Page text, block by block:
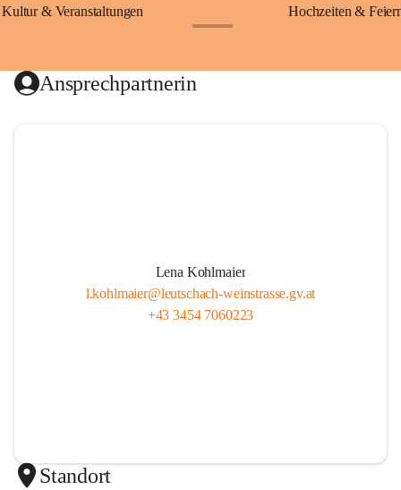
Kultur & Veranstaltungen Hochzeiten &
Ansprechpartnerin
Lena Kohlmaier
l.kohlmaier@leutschach-weinstrasse.gv.at
+43 3454 7060223
Standort